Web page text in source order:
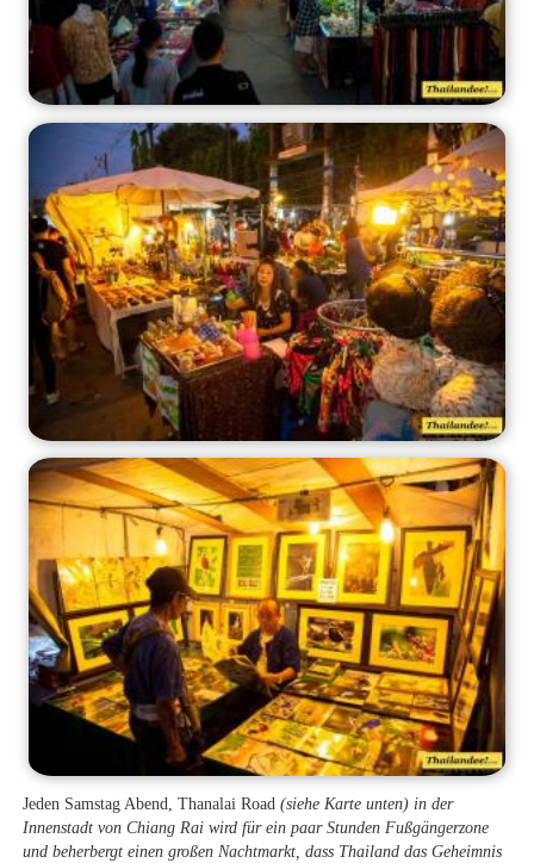
Jeden Samstag Abend, Thanalai Road(siehe Karte unten) in der
Innenstadt von Chiang Rai wird für ein paar Stunden Fußgängerzone
und beherbergt einen großen Nachtmarkt, dass Thailand das Geheimnis